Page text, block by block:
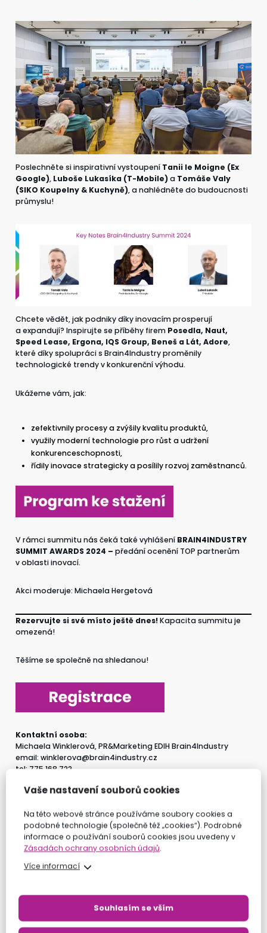
Poslechněte si inspirativní vystoupení Tanii le Moigne (Ex
Google), Luboše Lukasíka (T-Mobile)a Tomáše Valy
(SIKO Koupelny & Kuchyně), a nahlédněte do budoucnosti
průmyslu!
Chcete vědět, jak podniky díky inovacím prosperují
a expandují? Inspirujte se příběhy firem Posedla, Naut,
Speed Lease, Ergona, IQS Group, Beneš a Lát, Adore,
které díky spolupráci s Brain4Industry proměnily
technologické trendy v konkurenční výhodu.
Ukážeme vám, jak:
zefektivnily procesy a zvýšily kvalitu produktů,
využily moderní technologie pro růst a udržení
konkurenceschopnosti,
řídily inovace strategicky a posílily rozvoj zaměstnanců.
V rámci summitu nás čeká také vyhlášení BRAIN4INDUSTRY
SUMMIT AWARDS 2024 – předání ocenění TOP partnerům
v oblasti inovací.
Akci moderuje: Michaela Hergetová
Rezervujte si své místo ještě dnes!Kapacita summitu je
omezená!
Těšíme se společně na shledanou!
Kontaktní osoba:
Michaela Winklerová, PR&Marketing EDIH Brain4Industry
email: winklerova@brain4industry.cz
tel: 775 168 722
Sdílet:
Vaše nastavení souborů cookies
Na této webové stránce používáme soubory cookies a
podobné technologie (společně též „cookies“). Podrobné
informace o používání souborů cookies jsou uvedeny v
Zásadách ochrany osobních údajů.
Více informací
Souhlasím se vším